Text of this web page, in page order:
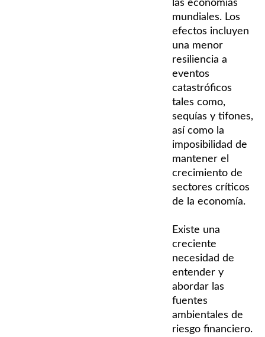
las economías
mundiales. Los
efectos incluyen
una menor
resiliencia a
eventos
catastróficos
tales como,
sequías y tifones,
así como la
imposibilidad de
mantener el
crecimiento de
sectores críticos
de la economía.
Existe una
creciente
necesidad de
entender y
abordar las
fuentes
ambientales de
riesgo financiero.